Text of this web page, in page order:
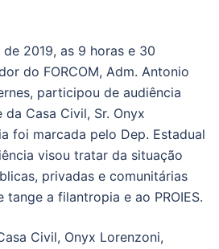
2019, as 9 horas e 30
do FORCOM, Adm. Antonio
participou de audiência
Casa Civil, Sr. Onyx
foi marcada pelo Dep. Estadual
visou tratar da situação
privadas e comunitárias
tange a filantropia e ao PROIES.
Civil, Onyx Lorenzoni,